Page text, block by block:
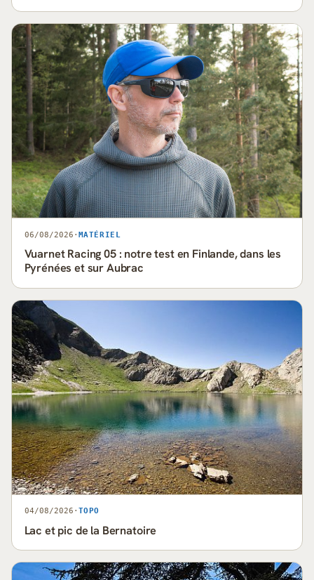
06/08/2026 · MATÉRIEL
Vuarnet Racing 05 : notre test en Finlande, dans les
Pyrénées et sur Aubrac
04/08/2026 · TOPO
Lac et pic de la Bernatoire